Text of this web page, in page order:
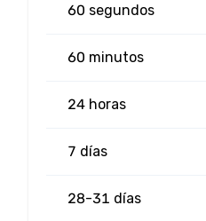
60 segundos
60 minutos
24 horas
7 días
28-31 días